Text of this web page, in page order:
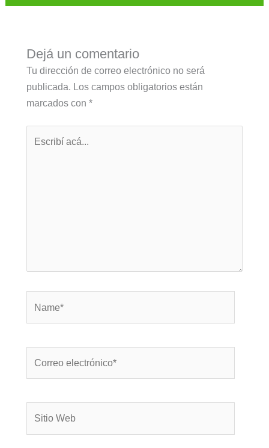
Dejá un comentario
Tu dirección de correo electrónico no será
publicada. Los campos obligatorios están
marcados con *